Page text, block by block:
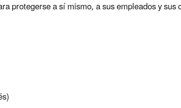
protegerse a sí mismo, a sus empleados y